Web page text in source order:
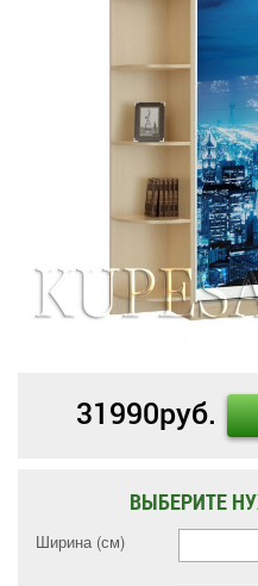
31990руб.
ВЫБЕРИТЕ
Ширина (см)